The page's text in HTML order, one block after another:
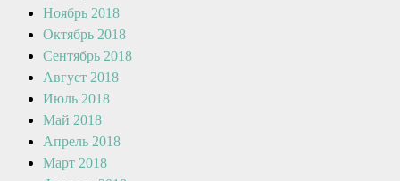
Ноябрь 2018
Октябрь 2018
Сентябрь 2018
Август 2018
Июль 2018
Май 2018
Апрель 2018
Март 2018